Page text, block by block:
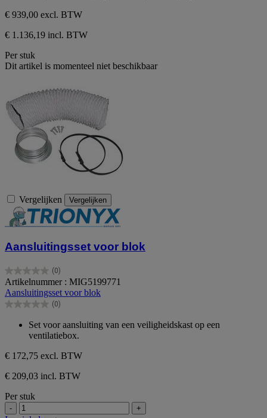
€ 939,00 excl. BTW
€ 1.136,19 incl. BTW
Per stuk
Dit artikel is momenteel niet beschikbaar
Vergelijken Vergelijken
Aansluitingsset voor blok
(0)
0.0
van
de
5
Artikelnummer : MIG5199771
Aansluitingsset voor blok
(0)
0.0
sterren.
Set voor aansluiting van een veiligheidskast op een
ventilatiebox.
€ 172,75 excl. BTW
€ 209,03 incl. BTW
Per stuk
- +